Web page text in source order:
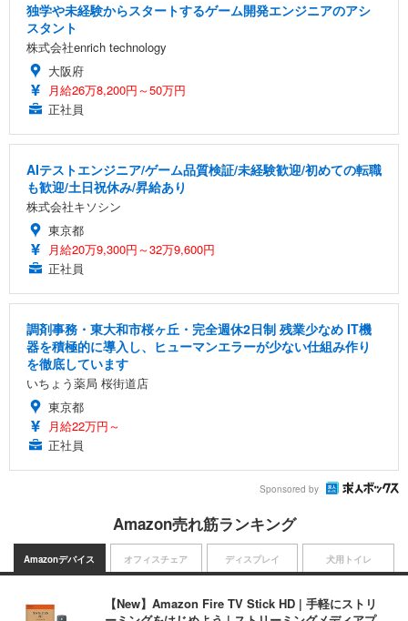
独学や未経験からスタートするゲーム開発エンジニアのアシ
スタント
株式会社enrich technology
大阪府
月給26万8,200円～50万円
正社員
AIテストエンジニア/ゲーム品質検証/未経験歓迎/初めての転職
も歓迎/土日祝休み/昇給あり
株式会社キソシン
東京都
月給20万9,300円～32万9,600円
正社員
調剤事務・東大和市桜ヶ丘・完全週休2日制 残業少なめ IT機
器を積極的に導入し、ヒューマンエラーが少ない仕組み作り
を徹底しています
いちょう薬局 桜街道店
東京都
月給22万円～
正社員
Sponsored by
Amazon売れ筋ランキング
Amazonデバイス
【New】Amazon Fire TV Stick HD | 手軽にストリ
オフィスチェア ディスプレイ 犬用トイレ